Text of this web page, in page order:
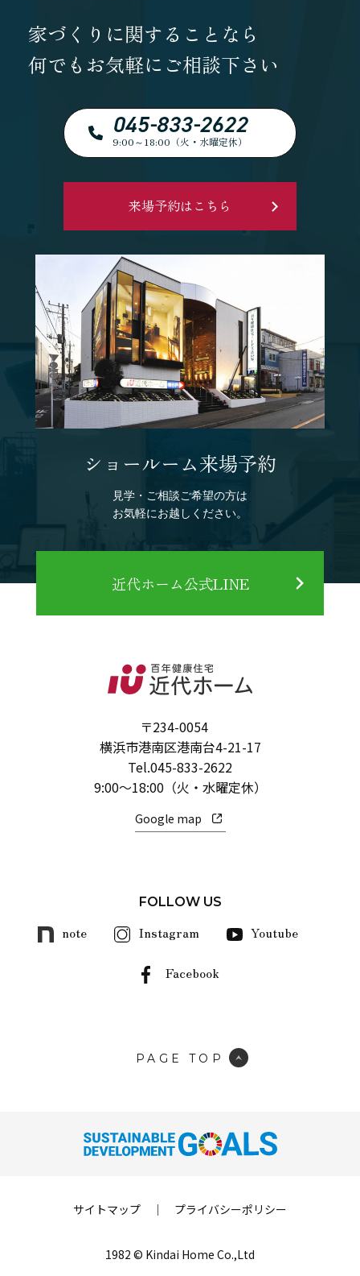
家づくりに関することなら
何でもお気軽にご相談下さい
045-833-2622
9:00～18:00（火・水曜定休）
来場予約はこちら
ショールーム来場予約
見学・ご相談ご希望の方は
お気軽にお越しください。
近代ホーム公式LINE
〒234-0054
横浜市港南区港南台4-21-17
Tel.045-833-2622
9:00～18:00（火・水曜定休）
Google map
FOLLOW US
note Instagram Youtube
Facebook
PAGE TOP
サイトマップ ｜ プライバシーポリシー
1982 © Kindai Home Co.,Ltd